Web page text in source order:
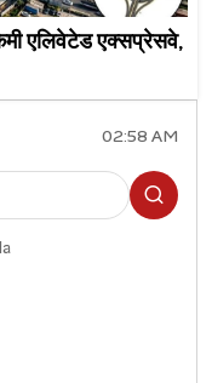
एलिवेटेड एक्सप्रेसवे,
02:58 AM